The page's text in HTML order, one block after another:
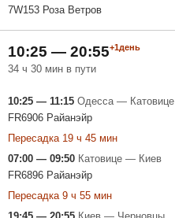
7W153 Роза Ветров
10:25 — 20:55+1день
34 ч 30 мин в пути
10:25 — 11:15 Одесса — Катовице
FR6906 Райанэйр
Пересадка 19 ч 45 мин
07:00 — 09:50 Катовице — Киев
FR6896 Райанэйр
Пересадка 9 ч 55 мин
19:45 — 20:55 Киев — Черновцы